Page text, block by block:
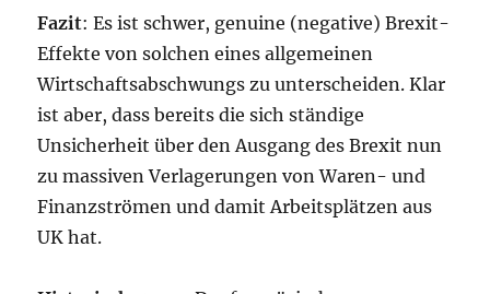
Fazit: Es ist schwer, genuine (negative) Brexit-
Effekte von solchen eines allgemeinen
Wirtschaftsabschwungs zu unterscheiden. Klar
ist aber, dass bereits die sich ständige
Unsicherheit über den Ausgang des Brexit nun
zu massiven Verlagerungen von Waren- und
Finanzströmen und damit Arbeitsplätzen aus
UK hat.